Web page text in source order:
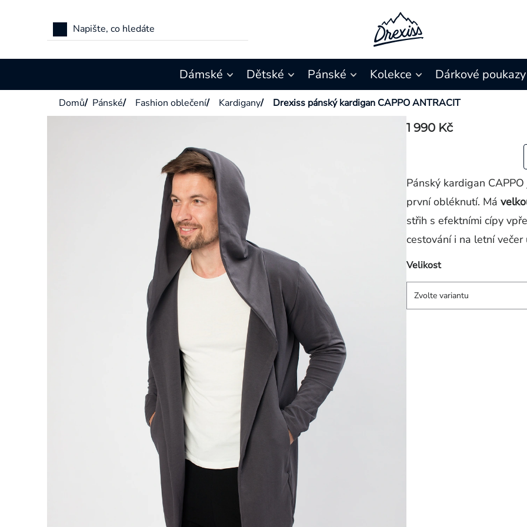
Dámské Dětské Pánské Kolekce Dárkové poukazy
Domů/ Pánské/ Fashion oblečení/ Kardigany/ Drexiss pánský kardigan CAPPO ANTRACIT
1 990 Kč
Velikost
Pánský kardigan
první obléknutí. Má
střih s efektními cípy
cestování i na letní večer